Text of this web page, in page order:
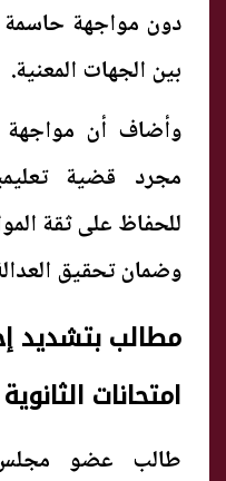
دون مواجهة حاسمة
بين الجهات المعنية.
وأضاف أن مواجهة
مجرد قضية
للحفاظ على ثقة
وضمان تحقيق
مطالب بتشديد
امتحانات
طالب عضو مجلس